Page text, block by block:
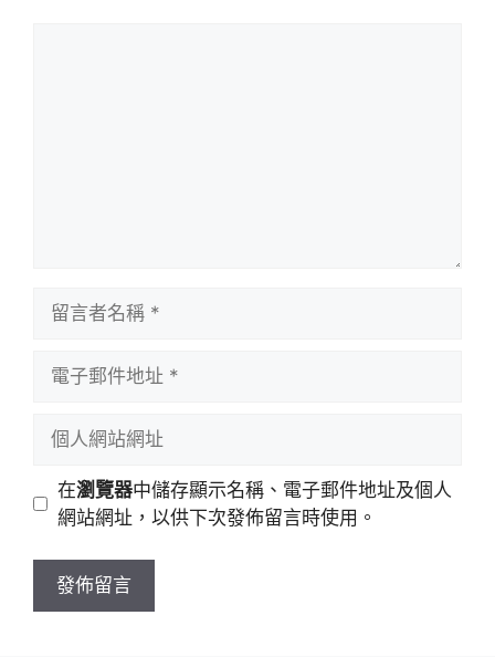
址
站
址
在瀏覽器中儲存顯示名稱、電子郵件地址及個人
網站網址，以供下次發佈留言時使用。